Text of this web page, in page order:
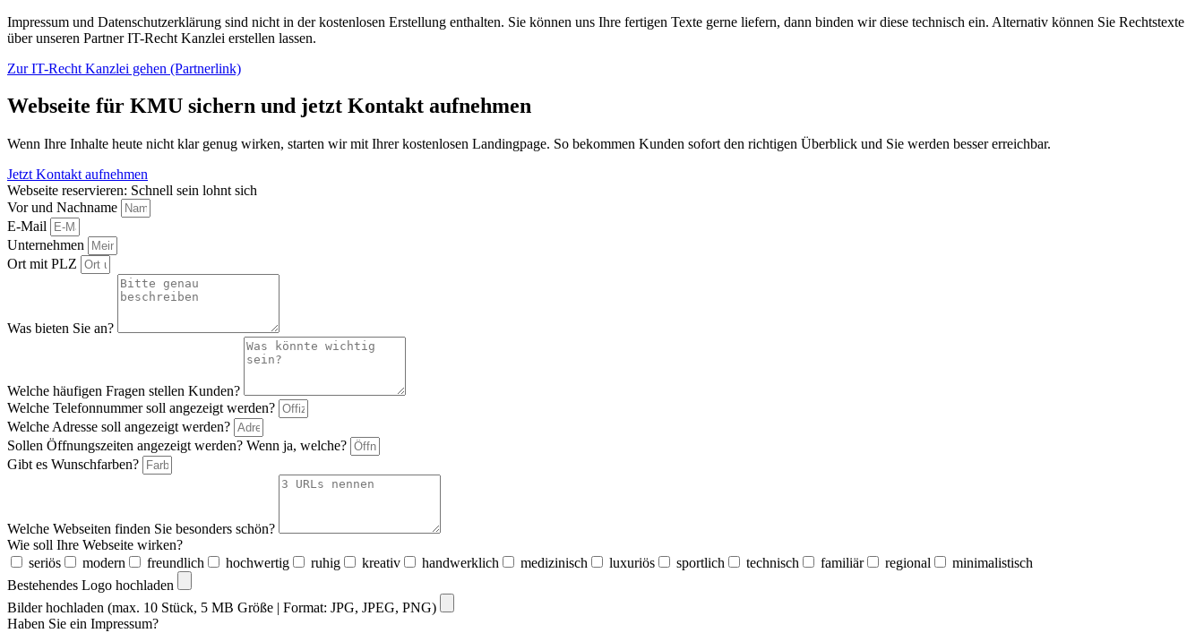
Impressum und Datenschutzerklärung sind nicht in der kostenlosen Erstellung enthalten. Sie können uns Ihre fertigen Texte gerne liefern, dann binden wir diese technisch ein. Alternativ können Sie Rechtstexte
über unseren Partner IT-Recht Kanzlei erstellen lassen.
Zur IT-Recht Kanzlei gehen (Partnerlink)
Webseite für KMU sichern und jetzt Kontakt aufnehmen
Wenn Ihre Inhalte heute nicht klar genug wirken, starten wir mit Ihrer kostenlosen Landingpage. So bekommen Kunden sofort den richtigen Überblick und Sie werden besser erreichbar.
Jetzt Kontakt aufnehmen
Webseite reservieren: Schnell sein lohnt sich
Vor und Nachname
E-Mail
Unternehmen
Ort mit PLZ
Was bieten Sie an?
Welche häufigen Fragen stellen Kunden?
Welche Telefonnummer soll angezeigt werden?
Welche Adresse soll angezeigt werden?
Sollen Öffnungszeiten angezeigt werden? Wenn ja, welche?
Gibt es Wunschfarben?
Welche Webseiten finden Sie besonders schön?
Wie soll Ihre Webseite wirken?
seriös
modern freundlich hochwertig ruhig kreativ handwerklich medizinisch luxuriös sportlich technisch familiär regional
minimalistisch
Bestehendes Logo hochladen
Bilder hochladen (max. 10 Stück, 5 MB Größe | Format: JPG, JPEG, PNG)
Haben Sie ein Impressum?